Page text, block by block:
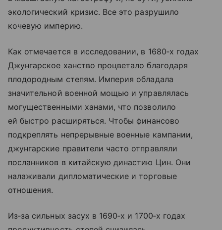
экологический кризис. Все это разрушило
кочевую империю.
Как отмечается в исследовании, в 1680‑х годах
Джунгарское ханство процветало благодаря
плодородным степям. Империя обладала
значительной военной мощью и управлялась
могущественными ханами, что позволило
ей быстро расширяться. Чтобы финансово
подкреплять непрерывные военные кампании,
джунгарские правители часто отправляли
посланников в китайскую династию Цин. Они
налаживали дипломатические и торговые
отношения.
Из‑за сильных засух в 1690‑х и 1700‑х годах